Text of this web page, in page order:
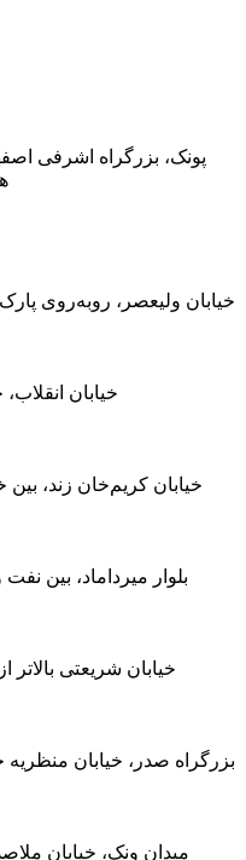
پونک، بزرگراه اشرفی
خیابان
خیابان کریم‌خان زند، بین
بلوار میرداماد، بین
خیابان شریعتی بالاتر
بزرگراه صدر، خیابان منظریه
میدان ونک، خیابان